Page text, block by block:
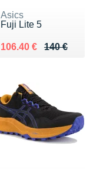
Asics
Fuji Lite 5
140 €
Au lieu de 140 €
106.40 €
Vendu 106.40 €